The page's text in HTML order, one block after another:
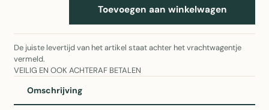
Toevoegen aan winkelwagen
De juiste levertijd van het artikel staat achter het vrachtwagentje
vermeld.
VEILIG EN OOK ACHTERAF BETALEN
Omschrijving